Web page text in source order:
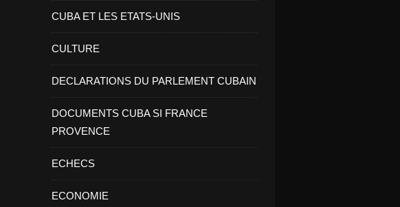
CUBA ET LES ETATS-UNIS
CULTURE
DECLARATIONS DU PARLEMENT CUBAIN
DOCUMENTS CUBA SI FRANCE
PROVENCE
ECHECS
ECONOMIE